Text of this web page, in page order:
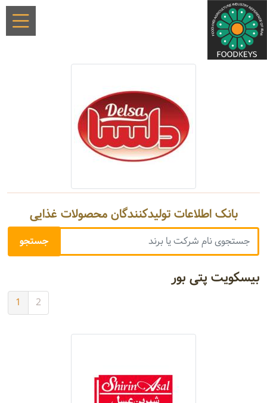
بانک اطلاعات تولیدکنندگان محصولات غذایی
بیسکویت پتی بور
1 2